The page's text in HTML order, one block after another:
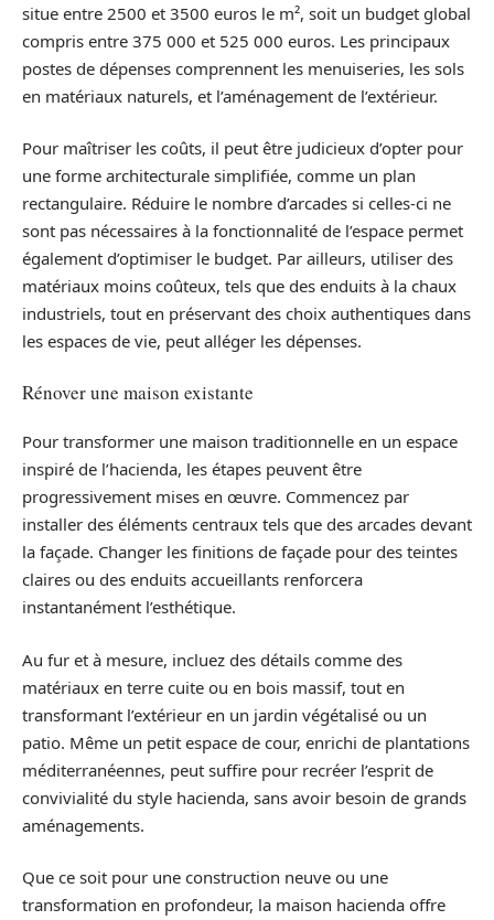
situe entre 2500 et 3500 euros le m², soit un budget global
compris entre 375 000 et 525 000 euros. Les principaux
postes de dépenses comprennent les menuiseries, les sols
en matériaux naturels, et l’aménagement de l’extérieur.
Pour maîtriser les coûts, il peut être judicieux d’opter pour
une forme architecturale simplifiée, comme un plan
rectangulaire. Réduire le nombre d’arcades si celles-ci ne
sont pas nécessaires à la fonctionnalité de l’espace permet
également d’optimiser le budget. Par ailleurs, utiliser des
matériaux moins coûteux, tels que des enduits à la chaux
industriels, tout en préservant des choix authentiques dans
les espaces de vie, peut alléger les dépenses.
Rénover une maison existante
Pour transformer une maison traditionnelle en un espace
inspiré de l’hacienda, les étapes peuvent être
progressivement mises en œuvre. Commencez par
installer des éléments centraux tels que des arcades devant
la façade. Changer les finitions de façade pour des teintes
claires ou des enduits accueillants renforcera
instantanément l’esthétique.
Au fur et à mesure, incluez des détails comme des
matériaux en terre cuite ou en bois massif, tout en
transformant l’extérieur en un jardin végétalisé ou un
patio. Même un petit espace de cour, enrichi de plantations
méditerranéennes, peut suffire pour recréer l’esprit de
convivialité du style hacienda, sans avoir besoin de grands
aménagements.
Que ce soit pour une construction neuve ou une
transformation en profondeur, la maison hacienda offre